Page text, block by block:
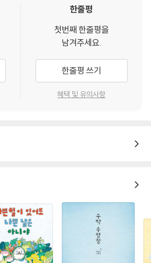
니다. 또한 부모는 적절한 격려와 칭찬이
은 것을 한꺼번에 정리하기보다, 당장 이
이 쉽고 간단한 것부터 차근차근 경험할
, 엄마 곰이 그러했듯 부모와 함께하는 정
께 자립심을 키울 수 있는 가장 든든한 길
한줄평
첫번째 한줄평을
남겨주세요.
한줄평 쓰기
혜택 및 유의사항